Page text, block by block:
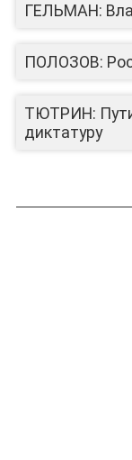
ГЕЛЬМАН:
ПОЛОЗОВ:
ТЮТРИН:
диктатуру